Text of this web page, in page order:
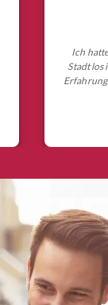
Ich
Stadt los